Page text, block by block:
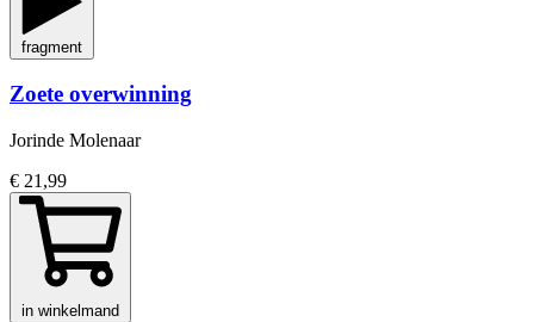
fragment
Zoete overwinning
Jorinde Molenaar
€ 21,99
in winkelmand